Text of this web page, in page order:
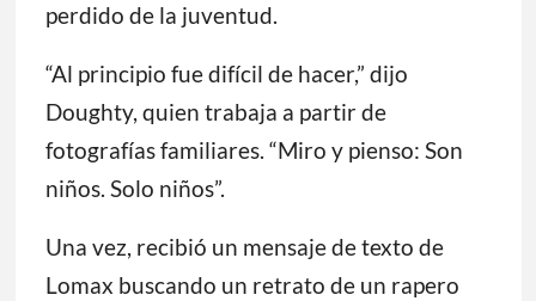
perdido de la juventud.
“Al principio fue difícil de hacer,” dijo
Doughty, quien trabaja a partir de
fotografías familiares. “Miro y pienso: Son
niños. Solo niños”.
Una vez, recibió un mensaje de texto de
Lomax buscando un retrato de un rapero